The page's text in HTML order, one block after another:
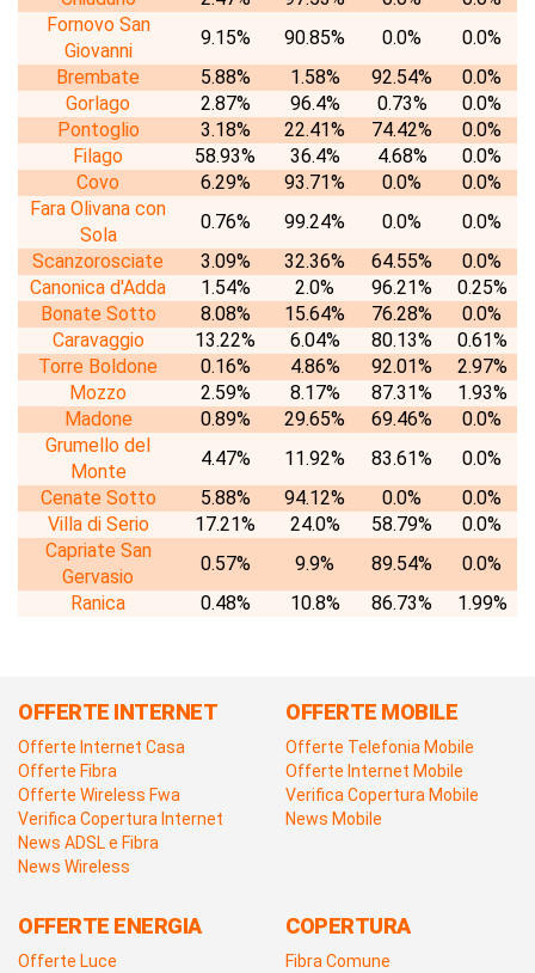
Fornovo San
Giovanni
9.15% 90.85% 0.0%
0.0%
Brembate
5.88% 1.58% 92.54%
0.0%
Gorlago
2.87% 96.4% 0.73%
0.0%
Pontoglio
3.18% 22.41% 74.42%
0.0%
Filago
58.93% 36.4% 4.68%
0.0%
Covo
6.29% 93.71% 0.0%
0.0%
Fara Olivana con
Sola
0.76% 99.24% 0.0%
0.0%
Scanzorosciate
3.09% 32.36% 64.55%
0.0%
Canonica d'Adda
1.54% 2.0% 96.21%
0.25%
Bonate Sotto
8.08% 15.64% 76.28%
0.0%
Caravaggio
13.22% 6.04% 80.13%
0.61%
Torre Boldone
0.16% 4.86% 92.01%
2.97%
Mozzo
2.59% 8.17% 87.31%
1.93%
Madone
0.89% 29.65% 69.46%
0.0%
Grumello del
Monte
4.47% 11.92% 83.61%
0.0%
Cenate Sotto
5.88% 94.12% 0.0%
0.0%
Villa di Serio
17.21% 24.0% 58.79%
0.0%
Capriate San
Gervasio
0.57% 9.9% 89.54%
0.0%
Ranica
0.48% 10.8% 86.73% 1.99%
OFFERTE INTERNET
Offerte Internet Casa
Offerte Fibra
Offerte Wireless Fwa
Verifica Copertura Internet
News ADSL e Fibra
News Wireless
OFFERTE MOBILE
Offerte Telefonia Mobile
Offerte Internet Mobile
Verifica Copertura Mobile
News Mobile
OFFERTE ENERGIA
Offerte Luce
COPERTURA
Fibra Comune